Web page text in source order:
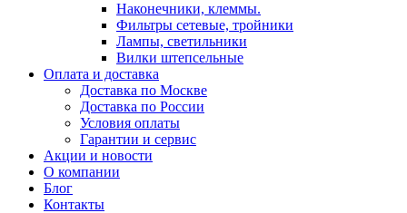
Наконечники, клеммы.
Фильтры сетевые, тройники
Лампы, светильники
Вилки штепсельные
Оплата и доставка
Доставка по Москве
Доставка по России
Условия оплаты
Гарантии и сервис
Акции и новости
О компании
Блог
Контакты